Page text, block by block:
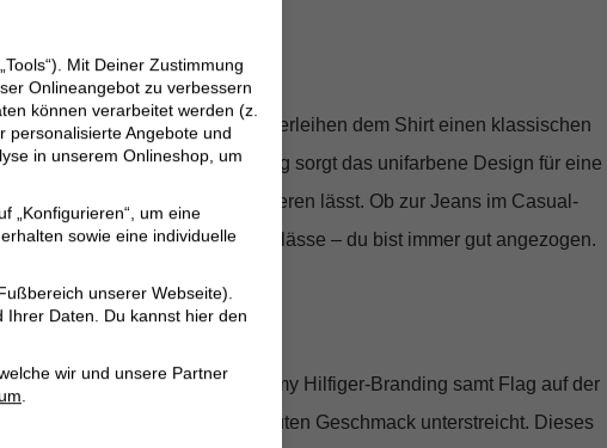
und doch modern
und die zweiknöpfige Leiste
verleihen dem Shirt einen klassischen
der Mode kommt. Gleichzeitig sorgt das unifarbene Design für eine
die sich leicht kombinieren lässt. Ob zur Jeans im Casual-
einem Sakko für formellere Anlässe – du bist immer gut angezogen.
begeistern
ist das aufgestickte Tommy Hilfiger-Branding samt Flag auf der
aber wirkungsvoll deinen guten Geschmack unterstreicht. Dieses
Mit Deiner Zustimmung
Onlineangebot zu verbessern
können verarbeitet werden (z.
personalisierte Angebote und
in unserem Onlineshop, um
„Konfigurieren“, um eine
sowie eine individuelle
unserer Webseite).
Ihrer Daten. Du kannst hier den
wir und unsere Partner
.